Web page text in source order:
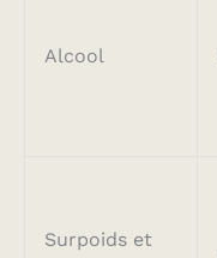
Alcool
Surpoids et